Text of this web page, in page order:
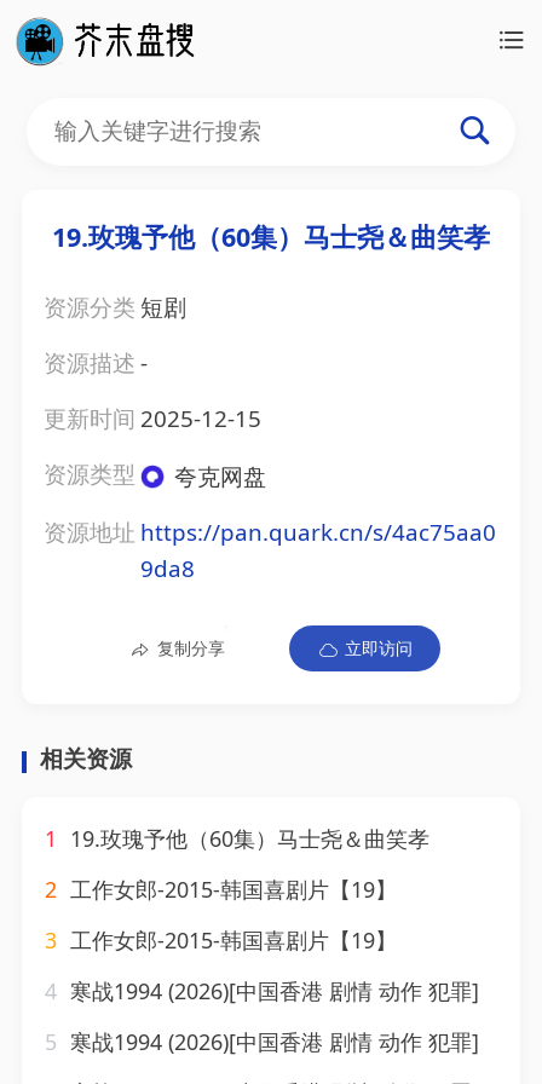
19.玫瑰予他（60集）马士尧＆曲笑孝
资源分类 短剧
资源描述-
更新时间 2025-12-15
资源类型
夸克网盘
资源地址 https://pan.quark.cn/s/4ac75aa0
9da8
复制分享 立即访问
相关资源
1
19.玫瑰予他（60集）马士尧＆曲笑孝
2 工作女郎-2015-韩国喜剧片【19】
3 工作女郎-2015-韩国喜剧片【19】
4 寒战1994 (2026)[中国香港 剧情 动作 犯罪]
5 寒战1994 (2026)[中国香港 剧情 动作 犯罪]